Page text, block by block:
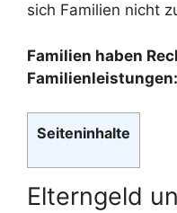
sich Familien nicht
Familien haben
Familienleistungen:
Seiteninhalte
Elterngeld